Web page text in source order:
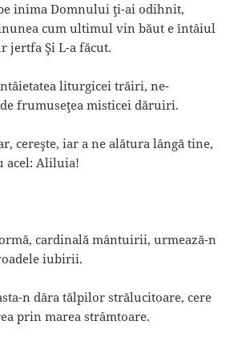
inima Domnului ţi-ai odihnit,
cum ultimul vin băut e întâiul
jertfa Şi L-a făcut.
liturgicei trăiri, ne-
frumuseţea misticei dăruiri.
cereşte, iar a ne alătura lângă tine,
acel: Aliluia!
cardinală mântuirii, urmează-n
iubirii.
n dâra tălpilor strălucitoare, cere
prin marea strâmtoare.